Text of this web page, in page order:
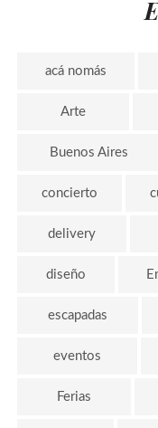
acá nomás
Arte
Buenos Aires
concierto
delivery
diseño
escapadas
eventos
Ferias